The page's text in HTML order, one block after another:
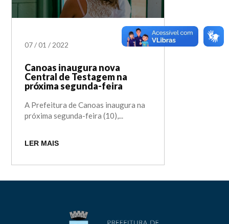
07 /01 /2022
Canoas inaugura nova
Central de Testagem na
próxima segunda-feira
A Prefeitura de Canoas inaugura na
próxima segunda-feira (10),...
LER MAIS